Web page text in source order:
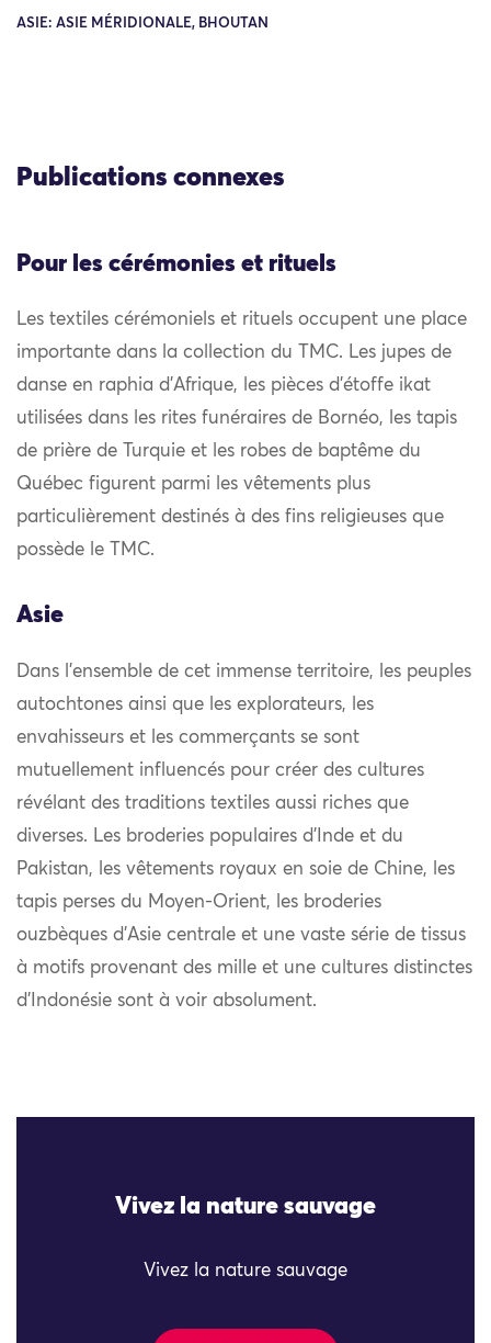
ASIE: ASIE MÉRIDIONALE, BHOUTAN
Publications connexes
Pour les cérémonies et rituels
Les textiles cérémoniels et rituels occupent une place
importante dans la collection du TMC. Les jupes de
danse en raphia d’Afrique, les pièces d’étoffe ikat
utilisées dans les rites funéraires de Bornéo, les tapis
de prière de Turquie et les robes de baptême du
Québec figurent parmi les vêtements plus
particulièrement destinés à des fins religieuses que
possède le TMC.
Asie
Dans l’ensemble de cet immense territoire, les peuples
autochtones ainsi que les explorateurs, les
envahisseurs et les commerçants se sont
mutuellement influencés pour créer des cultures
révélant des traditions textiles aussi riches que
diverses. Les broderies populaires d’Inde et du
Pakistan, les vêtements royaux en soie de Chine, les
tapis perses du Moyen-Orient, les broderies
ouzbèques d’Asie centrale et une vaste série de tissus
à motifs provenant des mille et une cultures distinctes
d’Indonésie sont à voir absolument.
Vivez la nature sauvage
Vivez la nature sauvage